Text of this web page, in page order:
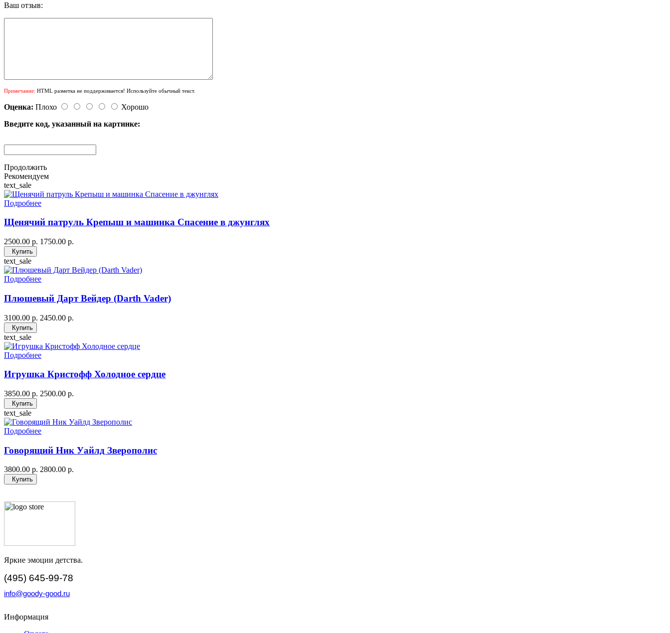
Ваш отзыв:
Примечание: HTML разметка не поддерживается! Используйте обычный текст.
Оценка: Плохо
Хорошо
Введите код, указанный на картинке:
Продолжить
Рекомендуем
text_sale
Подробнее
Щенячий патруль Крепыш и машинка Спасение в джунглях
2500.00 р. 1750.00 р.
Купить
text_sale
Подробнее
Плюшевый Дарт Вейдер (Darth Vader)
3100.00 р. 2450.00 р.
Купить
text_sale
Подробнее
Игрушка Кристофф Холодное сердце
3850.00 р. 2500.00 р.
Купить
text_sale
Подробнее
Говорящий Ник Уайлд Зверополис
3800.00 р. 2800.00 р.
Купить
Яркие эмоции детства.
(495) 645-99-78
info@goody-good.ru
Информация